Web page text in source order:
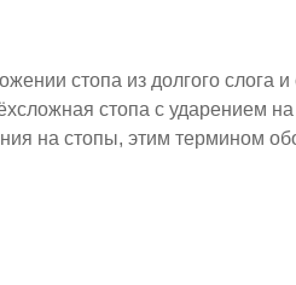
стопа из долгого слога
стопа с ударением
на стопы, этим термином